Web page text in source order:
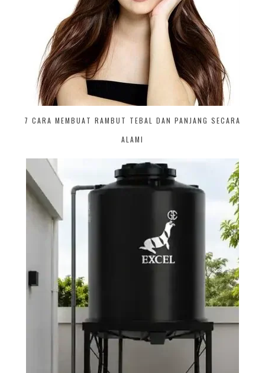
7 CARA MEMBUAT RAMBUT TEBAL DAN PANJANG SECARA
ALAMI